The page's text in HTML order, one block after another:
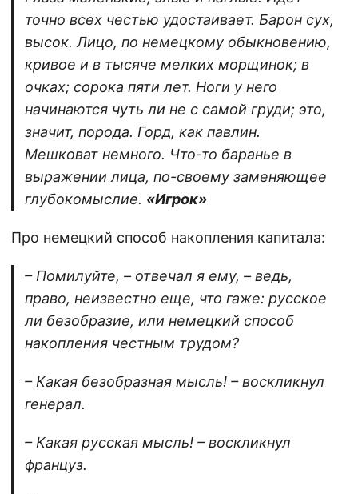
точно всех честью удостаивает. Барон сух,
высок. Лицо, по немецкому обыкновению,
кривое и в тысяче мелких морщинок; в
очках; сорока пяти лет. Ноги у него
начинаются чуть ли не с самой груди; это,
значит, порода. Горд, как павлин.
Мешковат немного. Что-то баранье в
выражении лица, по-своему заменяющее
глубокомыслие. «Игрок»
Про немецкий способ накопления капитала:
– Помилуйте, – отвечал я ему, – ведь,
право, неизвестно еще, что гаже: русское
ли безобразие, или немецкий способ
накопления честным трудом?
– Какая безобразная мысль! – воскликнул
генерал.
– Какая русская мысль! – воскликнул
француз.